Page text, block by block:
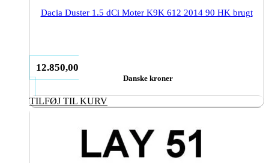
Dacia Duster 1.5 dCi Moter K9K 612 2014 90 HK brugt
12.850,00
Danske kroner
TILFØJ TIL KURV